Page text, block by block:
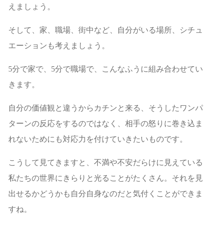
えましょう。
そして、家、職場、街中など、自分がいる場所、シチュ
エーションも考えましょう。
5分で家で、5分で職場で、こんなふうに組み合わせてい
きます。
自分の価値観と違うからカチンと来る、そうしたワンパ
ターンの反応をするのではなく、相手の怒りに巻き込ま
れないためにも対応力を付けていきたいものです。
こうして見てきますと、不満や不安だらけに見えている
私たちの世界にきらりと光ることがたくさん。それを見
出せるかどうかも自分自身なのだと気付くことができま
すね。